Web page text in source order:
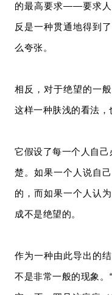
的最高要求——要求人
反是一种贯通地得到
么夸张。
相反，对于绝望的一
这样一种肤浅的看法，
它假设了每一个人自己
楚。如果一个人说自
的，而如果一个人认
成不是绝望的。
作为一种由此导出的
不是非常一般的现象。